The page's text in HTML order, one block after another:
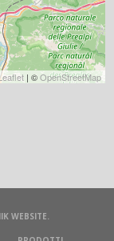
| ©OpenStreetMap
WEBSITE.